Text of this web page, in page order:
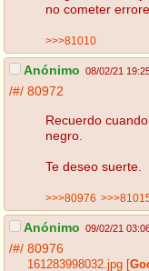
no cometer
>>>81010
Anónimo 08/02/21
/#/ 80972
Recuerdo
negro.
Te deseo suerte.
>>>80976
Anónimo 09/02/21
/#/ 80976
161283998032.jpg